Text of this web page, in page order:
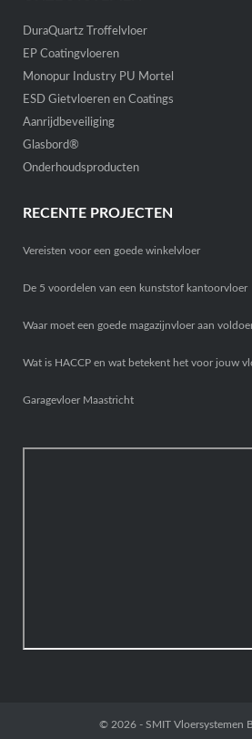
DuraQuartz Troffelvloer
EP Coatingvloeren
Monopur Industry PU Mortel
ESD Gietvloeren en Coatings
Aanrijdbeveiliging
Glasbord®
Onderhoudsproducten
RECENTE PROJECTEN
Vereisten voor een goede winkelvloer
De 5 voordelen van een kunststof kantoorvloer
Waar moet een goede magazijnvloer aan
Wat is HACCP en wat betekent het voor jouw
Garagevloer Maastricht
© 2026 - SMIT Vloersystemen